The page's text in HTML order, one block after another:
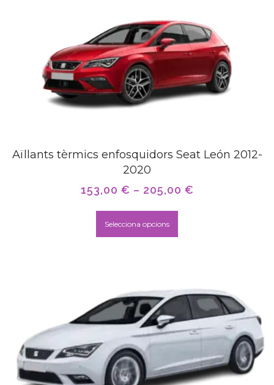
Aïllants tèrmics enfosquidors Seat León 2012-
2020
153,00 € – 205,00 €
Selecciona opcions